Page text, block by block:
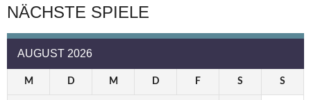
NÄCHSTE SPIELE
AUGUST 2026
M D M D F S S